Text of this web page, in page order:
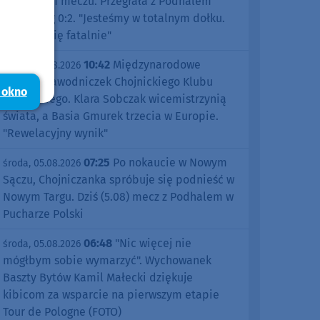
Nowy Targ 0:2. "Jesteśmy w totalnym dołku.
Czujemy się fatalnie"
środa, 05.08.2026 10:42 Międzynarodowe
sukcesy zawodniczek Chojnickiego Klubu
Żeglarskiego. Klara Sobczak wicemistrzynią
świata, a Basia Gmurek trzecia w Europie.
"Rewelacyjny wynik"
środa, 05.08.2026 07:25 Po nokaucie w Nowym
Sączu, Chojniczanka spróbuje się podnieść w
Nowym Targu. Dziś (5.08) mecz z Podhalem w
Pucharze Polski
środa, 05.08.2026 06:48 "Nic więcej nie
mógłbym sobie wymarzyć". Wychowanek
Baszty Bytów Kamil Małecki dziękuje
kibicom za wsparcie na pierwszym etapie
Tour de Pologne (FOTO)